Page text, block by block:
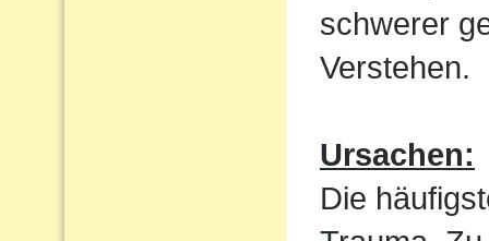
schwerer
Verstehen.
Ursachen:
Die